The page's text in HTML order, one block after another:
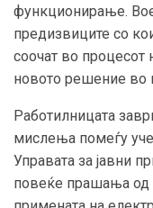
функционирање.
предизвиците со
соочат во процесот
новото решение во
Работилницата
мислења помеѓу
Управата за јавни
повеќе прашања од